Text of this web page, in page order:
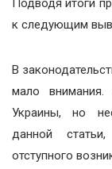
Подводя итоги
к следующим
В
мало
Украины, но
данной
отступного